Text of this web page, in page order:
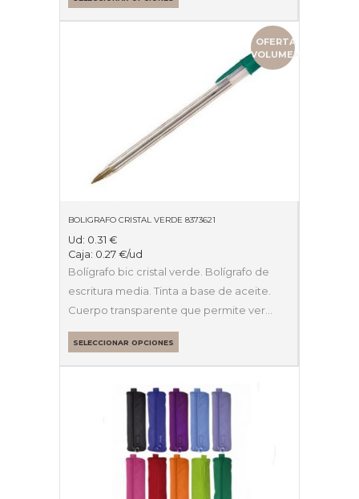
OFERTA
VOLUMEN
BOLIGRAFO CRISTAL VERDE 8373621
Ud: 0.31 €
Caja: 0.27 €/ud
Bolígrafo bic cristal verde. Bolígrafo de
escritura media. Tinta a base de aceite.
Cuerpo transparente que permite ver…
SELECCIONAR OPCIONES